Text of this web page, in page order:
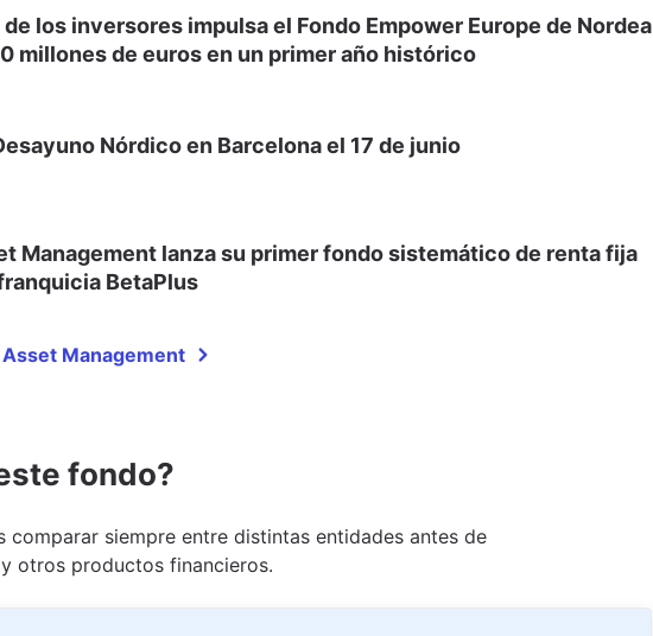
de los inversores impulsa el Fondo Empower Europe de Nordea
millones de euros en un primer año histórico
Nórdico en Barcelona el 17 de junio
Management lanza su primer fondo sistemático de renta fija
BetaPlus
Management
fondo?
comparar siempre entre distintas entidades antes de
otros productos financieros.